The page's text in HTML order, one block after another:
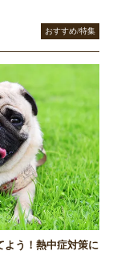
おすすめ/特集
よう！熱中症対策に